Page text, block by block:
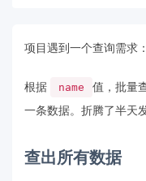
项目遇到一个查询需求：
根据 name 值，批量
一条数据。折腾了半天
查出所有数据